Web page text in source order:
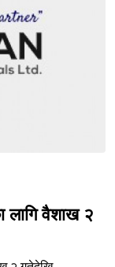
लागि वैशाख २